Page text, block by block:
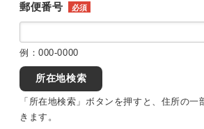
郵便番号 必須
例：000-0000
所在地検索
「所在地検索」ボタンを押すと、住所の
きます。